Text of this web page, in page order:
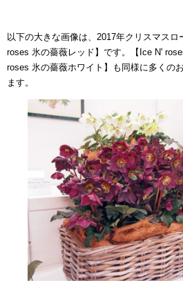
以下の大きな画像は、2017年クリスマス
roses 氷の薔薇レッド】です。【Ice N'
roses 氷の薔薇ホワイト】も同様に多くの
ます。